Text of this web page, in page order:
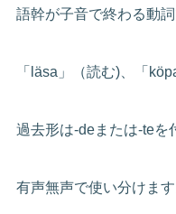
語幹が子音で終わる動詞
「läsa」（読む)、「
過去形は-deまたは-teを
有声無声で使い分けます